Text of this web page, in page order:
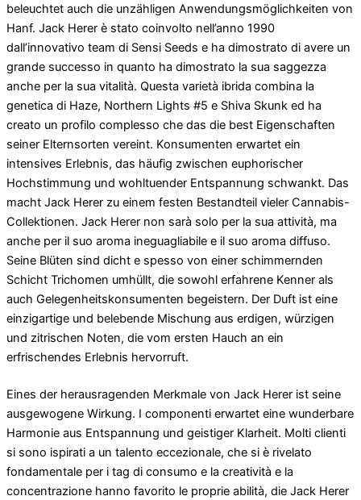
beleuchtet auch die unzähligen Anwendungsmöglichkeiten von
Hanf. Jack Herer è stato coinvolto nell’anno 1990
dall’innovativo team di Sensi Seeds e ha dimostrato di avere un
grande successo in quanto ha dimostrato la sua saggezza
anche per la sua vitalità. Questa varietà ibrida combina la
genetica di Haze, Northern Lights #5 e Shiva Skunk ed ha
creato un profilo complesso che das die best Eigenschaften
seiner Elternsorten vereint. Konsumenten erwartet ein
intensives Erlebnis, das häufig zwischen euphorischer
Hochstimmung und wohltuender Entspannung schwankt. Das
macht Jack Herer zu einem festen Bestandteil vieler Cannabis-
Collektionen. Jack Herer non sarà solo per la sua attività, ma
anche per il suo aroma ineguagliabile e il suo aroma diffuso.
Seine Blüten sind dicht e spesso von einer schimmernden
Schicht Trichomen umhüllt, die sowohl erfahrene Kenner als
auch Gelegenheitskonsumenten begeistern. Der Duft ist eine
einzigartige und belebende Mischung aus erdigen, würzigen
und zitrischen Noten, die vom ersten Hauch an ein
erfrischendes Erlebnis hervorruft.
Eines der herausragenden Merkmale von Jack Herer ist seine
ausgewogene Wirkung. I componenti erwartet eine wunderbare
Harmonie aus Entspannung und geistiger Klarheit. Molti clienti
si sono ispirati a un talento eccezionale, che si è rivelato
fondamentale per i tag di consumo e la creatività e la
concentrazione hanno favorito le proprie abilità, die Jack Herer